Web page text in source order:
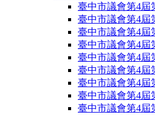
臺中市議會第4屆
臺中市議會第4屆
臺中市議會第4屆
臺中市議會第4屆
臺中市議會第4屆
臺中市議會第4屆
臺中市議會第4屆
臺中市議會第4屆
臺中市議會第4屆